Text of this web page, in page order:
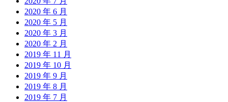
2020 年 6 月
2020 年 5 月
2020 年 3 月
2020 年 2 月
2019 年 11 月
2019 年 10 月
2019 年 9 月
2019 年 8 月
2019 年 7 月